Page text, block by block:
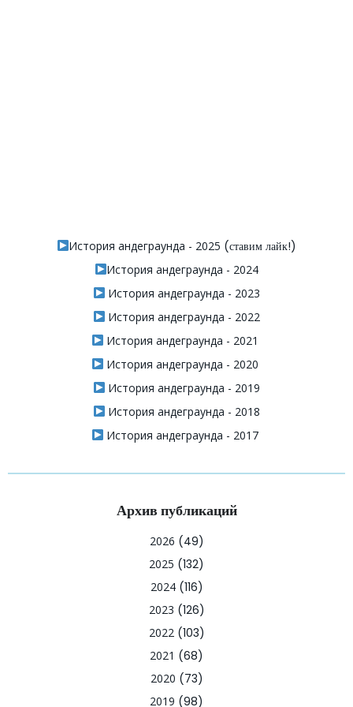
История андеграунда - 2025 (ставим лайк!)
История андеграунда - 2024
История андеграунда - 2023
История андеграунда - 2022
История андеграунда - 2021
История андеграунда - 2020
История андеграунда - 2019
История андеграунда - 2018
История андеграунда - 2017
Архив публикаций
2026 (49)
2025 (132)
2024(116)
2023 (126)
2022(103)
2021 (68)
2020 (73)
2019 (98)